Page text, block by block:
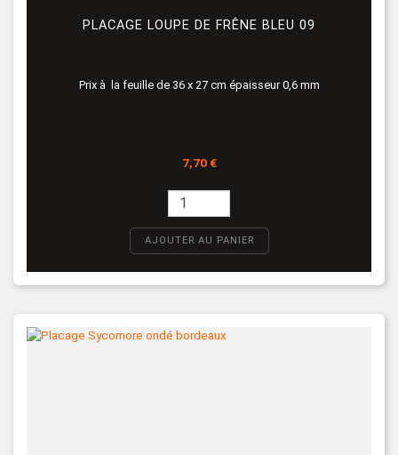
PLACAGE LOUPE DE FRÊNE BLEU 09
Prix à la feuille de 36 x 27 cm épaisseur 0,6 mm
Prix
7,70 €
AJOUTER AU PANIER